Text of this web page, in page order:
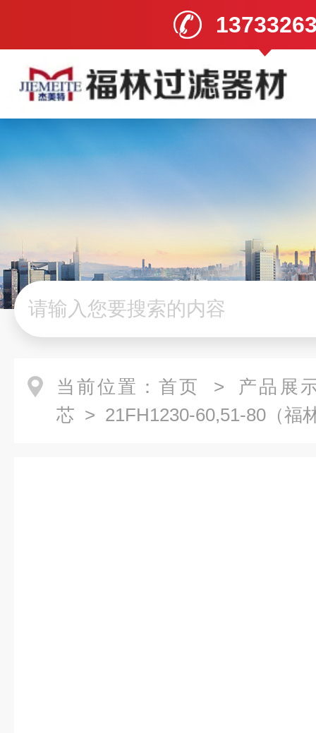
当前位置： 首页 > 产品展
芯 > 21FH1230-60,51-80（福